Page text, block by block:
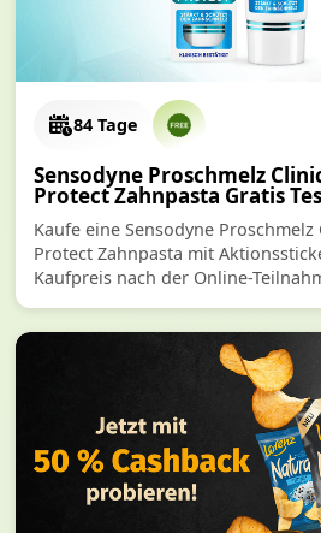
84 Tage
Sensodyne Proschmelz
Protect Zahnpasta Gratis
Kaufe eine Sensodyne
Protect Zahnpasta mit
Kaufpreis nach der Online-